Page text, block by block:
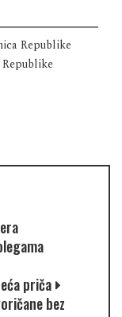
Republike
priča
bez